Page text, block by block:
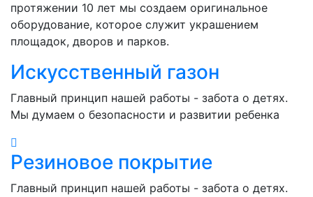
протяжении 10 лет мы создаем оригинальное
оборудование, которое служит украшением
площадок, дворов и парков.
Искусственный газон
Главный принцип нашей работы - забота о детях.
Мы думаем о безопасности и развитии ребенка
Резиновое покрытие
Главный принцип нашей работы - забота о детях.